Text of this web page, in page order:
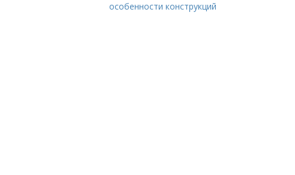
особенности конструкций